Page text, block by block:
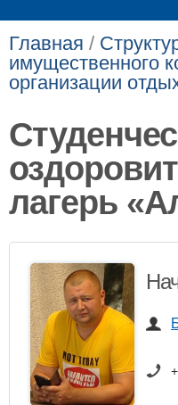
Главная /
имущественного
организации
лагерь